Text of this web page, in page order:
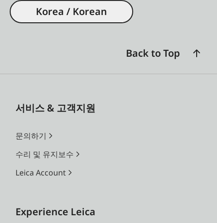
Korea / Korean
Back to Top
서비스 & 고객지원
문의하기
수리 및 유지보수
Leica Account
Experience Leica